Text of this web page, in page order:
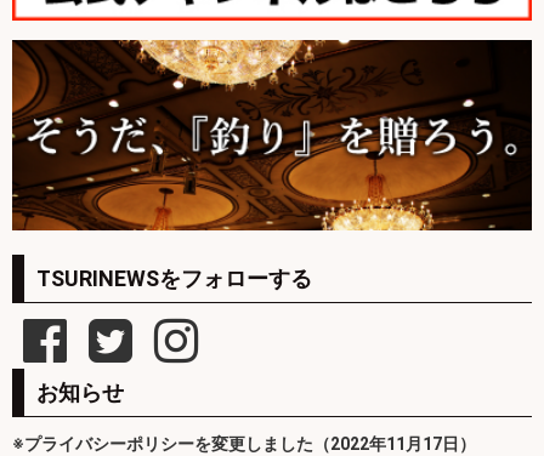
TSURINEWSをフォローする
お知らせ
※プライバシーポリシーを変更しました（2022年11月17日）